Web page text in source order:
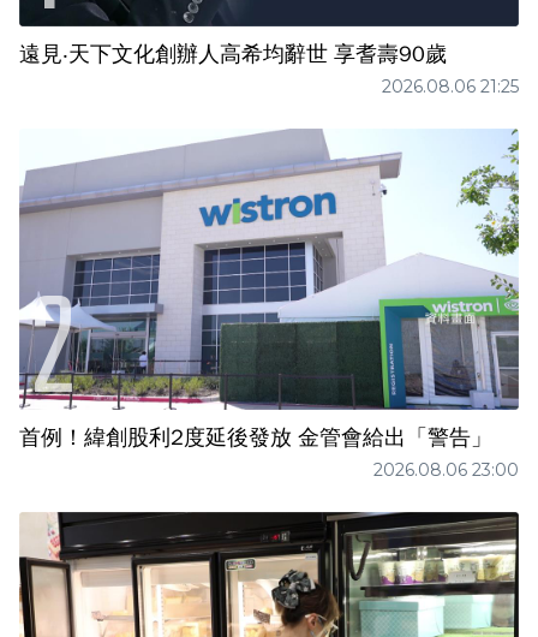
遠見‧天下文化創辦人高希均辭世 享耆壽90歲
2026.08.06 21:25
首例！緯創股利2度延後發放 金管會給出「警告」
2026.08.06 23:00